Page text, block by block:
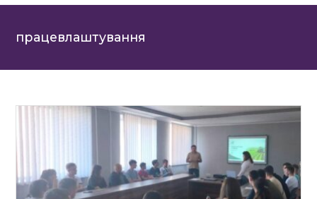
працевлаштування